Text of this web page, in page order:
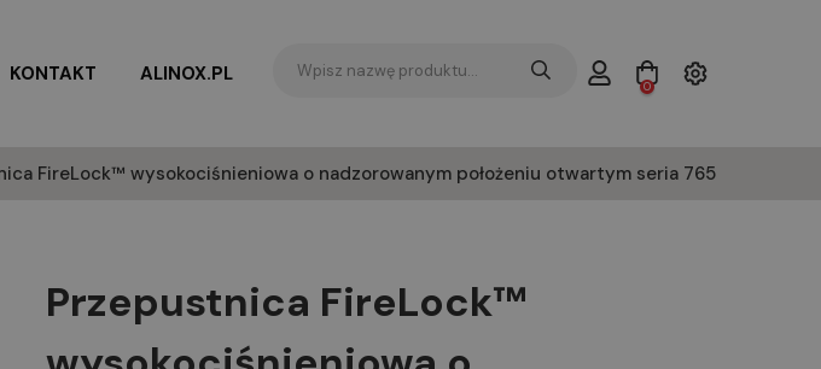
KONTAKT ALINOX.PL
0
FireLock™ wysokociśnieniowa o nadzorowanym położeniu otwartym seria 765
Przepustnica FireLock™